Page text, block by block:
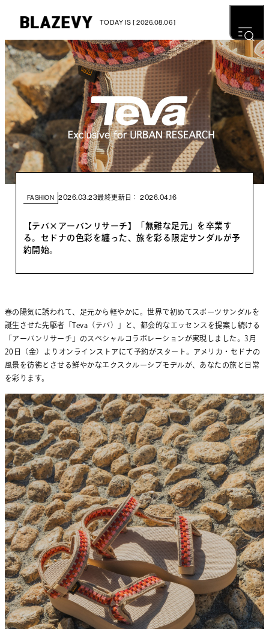
TODAY IS [ 2026.08.06 ]
FASHION 2026.03.23最終更新日： 2026.04.16
【テバ×アーバンリサーチ】「無難な足元」を卒業す
る。セドナの色彩を纏った、旅を彩る限定サンダルが予
約開始。
春の陽気に誘われて、足元から軽やかに。世界で初めてスポーツサンダルを
誕生させた先駆者「Teva（テバ）」と、都会的なエッセンスを提案し続ける
「アーバンリサーチ」のスペシャルコラボレーションが実現しました。3月
20日（金）よりオンラインストアにて予約がスタート。アメリカ・セドナの
風景を彷彿とさせる鮮やかなエクスクルーシブモデルが、あなたの旅と日常
を彩ります。